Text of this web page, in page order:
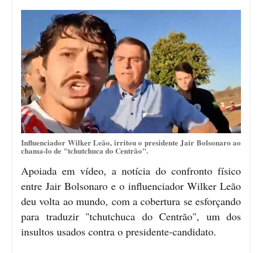
Influenciador Wilker Leão, irritou o presidente Jair Bolsonaro ao
chama-lo de "tchutchuca do Centrão".
Apoiada em vídeo, a notícia do confronto físico
entre Jair Bolsonaro e o influenciador Wilker Leão
deu volta ao mundo, com a cobertura se esforçando
para traduzir "tchutchuca do Centrão", um dos
insultos usados contra o presidente-candidato.